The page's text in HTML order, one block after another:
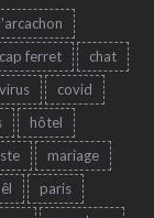
cap ferret
chat
covid
hôtel
mariage
paris